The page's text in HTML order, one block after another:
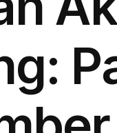
Food &
Onsen &
Outdoor
Seasonal